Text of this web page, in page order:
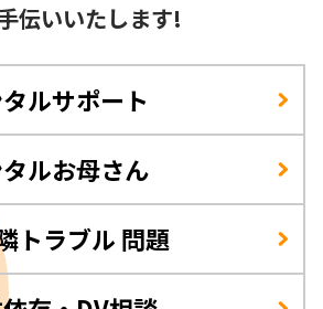
伝いいたします!
ルサポート
ルお母さん
トラブル 問題